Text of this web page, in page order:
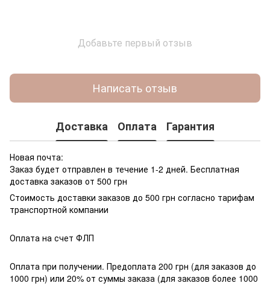
Добавьте первый отзыв
Написать отзыв
Доставка Оплата Гарантия
Новая почта:
Заказ будет отправлен в течение 1-2 дней. Бесплатная
доставка заказов от 500 грн
Стоимость доставки заказов до 500 грн согласно тарифам
транспортной компании
Оплата на счет ФЛП
Оплата при получении. Предоплата 200 грн (для заказов до
1000 грн) или 20% от суммы заказа (для заказов более 1000